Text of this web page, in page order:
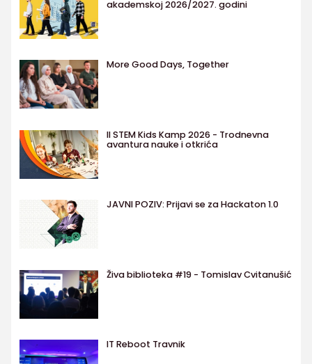
akademskoj 2026/2027. godini
More Good Days, Together
II STEM Kids Kamp 2026 - Trodnevna
avantura nauke i otkrića
JAVNI POZIV: Prijavi se za Hackaton 1.0
Živa biblioteka #19 - Tomislav Cvitanušić
IT Reboot Travnik